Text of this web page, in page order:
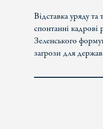
Відставка уряду та
спонтанні кадрові
Зеленського
загрози для